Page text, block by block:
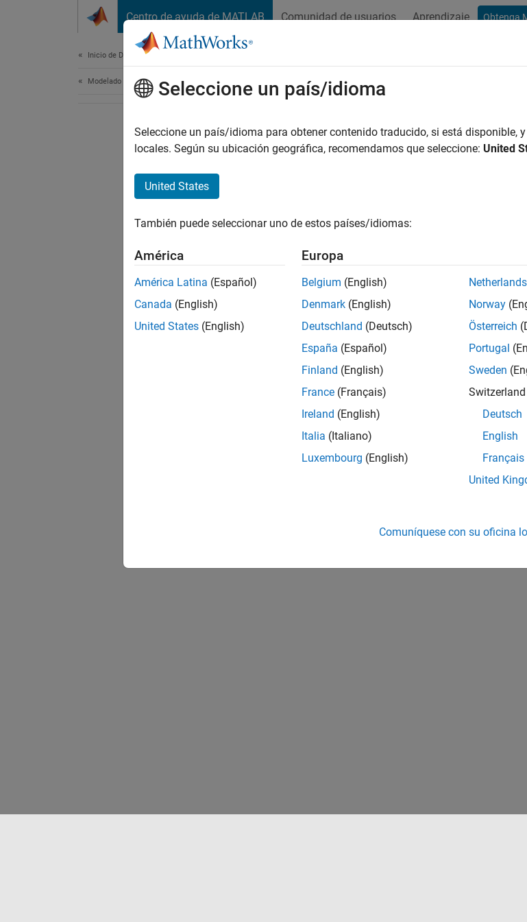
Centro de ayuda de MATLAB Comunidad de usuarios Aprendizaje Obtenga
Inicio de Documentación
Modelado físico
¿Qué
Seleccione un país/idioma
Seleccione un país/idioma para obtener contenido traducido, si está disponible,
locales. Según su ubicación geográfica, recomendamos que seleccione: United
United States
También puede seleccionar uno de estos países/idiomas:
América
América Latina (Español)
Canada (English)
United States (English)
Europa
Belgium (English)
Denmark (English)
Deutschland (Deutsch)
España (Español)
Finland (English)
France (Français)
Ireland (English)
Italia (Italiano)
Luxembourg (English)
Netherlands
Norway
Österreich
Portugal
Sweden
Switzerland
Deutsch
English
Français
United
Comuníquese con su oficina